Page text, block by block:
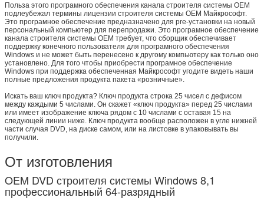
Польза этого програмного обеспечения канала строителя системы OEM
подлеубежал термины лицензии строителя системы OEM Майкрософт.
Это програмное обеспечение предназначено для pre-установки на новый
персональный компьютер для перепродажи. Это програмное обеспечение
канала строителя системы OEM требует, что сборщик обеспечивает
поддержку конечного пользователя для програмного обеспечения
Windows и не может быть перенесено к другому компьютеру как только оно
установлено. Для того чтобы приобрести програмное обеспечение
Windows при поддержка обеспеченная Майкрософт угодите видеть наши
полные предложения продукта пакета «розничные».
Искать ваш ключ продукта? Ключ продукта строка 25 чисел с дефисом
между каждыми 5 числами. Он скажет «ключ продукта» перед 25 числами
или имеет изображение ключа рядом с 10 числами с оставая 15 на
следующей линии ниже. Ключ продукта вообще расположен в угле нижней
части случая DVD, на диске самом, или на листовке в упаковывать вы
получили.
От изготовления
OEM DVD строителя системы Windows 8,1
профессиональный 64-разрядный